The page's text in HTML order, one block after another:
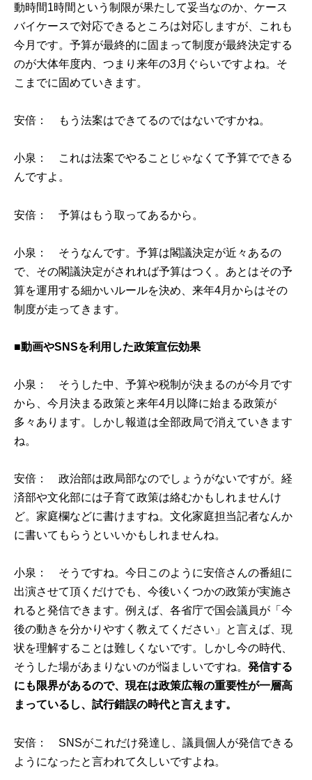
動時間1時間という制限が果たして妥当なのか、ケース
バイケースで対応できるところは対応しますが、これも
今月です。予算が最終的に固まって制度が最終決定する
のが大体年度内、つまり来年の3月ぐらいですよね。そ
こまでに固めていきます。
安倍： もう法案はできてるのではないですかね。
小泉： これは法案でやることじゃなくて予算でできる
んですよ。
安倍： 予算はもう取ってあるから。
小泉： そうなんです。予算は閣議決定が近々あるの
で、その閣議決定がされれば予算はつく。あとはその予
算を運用する細かいルールを決め、来年4月からはその
制度が走ってきます。
■動画やSNSを利用した政策宣伝効果
小泉： そうした中、予算や税制が決まるのが今月です
から、今月決まる政策と来年4月以降に始まる政策が
多々あります。しかし報道は全部政局で消えていきます
ね。
安倍： 政治部は政局部なのでしょうがないですが。経
済部や文化部には子育て政策は絡むかもしれませんけ
ど。家庭欄などに書けますね。文化家庭担当記者なんか
に書いてもらうといいかもしれませんね。
小泉： そうですね。今日このように安倍さんの番組に
出演させて頂くだけでも、今後いくつかの政策が実施さ
れると発信できます。例えば、各省庁で国会議員が「今
後の動きを分かりやすく教えてください」と言えば、現
状を理解することは難しくないです。しかし今の時代、
そうした場があまりないのが悩ましいですね。発信する
にも限界があるので、現在は政策広報の重要性が一層高
まっているし、試行錯誤の時代と言えます。
安倍： SNSがこれだけ発達し、議員個人が発信できる
ようになったと言われて久しいですよね。